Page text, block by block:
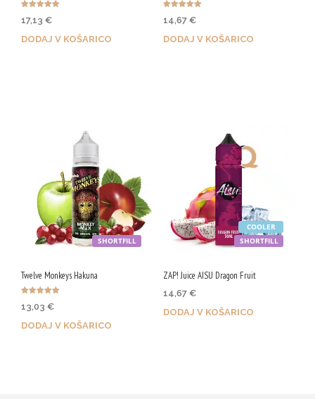
5.00
17,13 €
DODAJ V KOŠARICO
5.00
14,67 €
DODAJ V KOŠARICO
SHORTFILL
Twelve Monkeys Hakuna
5.00
13,03 €
DODAJ V KOŠARICO
SHORTFILL
COOLER
ZAP! Juice AISU Dragon Fruit
14,67 €
DODAJ V KOŠARICO